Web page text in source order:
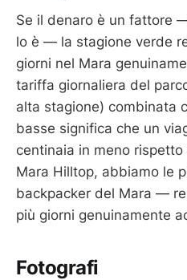
Se il denaro è un fattore
lo è — la stagione verde
giorni nel Mara
tariffa giornaliera del
alta stagione) combinata
basse significa che un
centinaia in meno
Mara Hilltop, abbiamo le
backpacker del Mara —
più giorni genuinamente
Fotografi